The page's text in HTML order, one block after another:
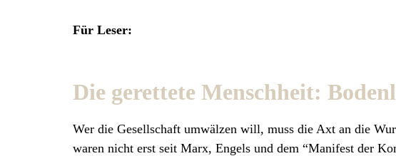
Für Leser:
Die gerettete Menschheit:
Wer die Gesellschaft umwälzen will, muss die Axt an die
waren nicht erst seit Marx, Engels und dem “Manifest der